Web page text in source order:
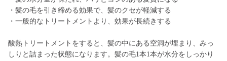
・髪の毛を引き締める効果で、髪のクセが軽減する
・一般的なトリートメントより、効果が長続きする
酸熱トリートメントをすると、髪の中にある空洞が埋まり、みっ
しりと詰まった状態になります。髪の毛1本1本が水分をしっかり